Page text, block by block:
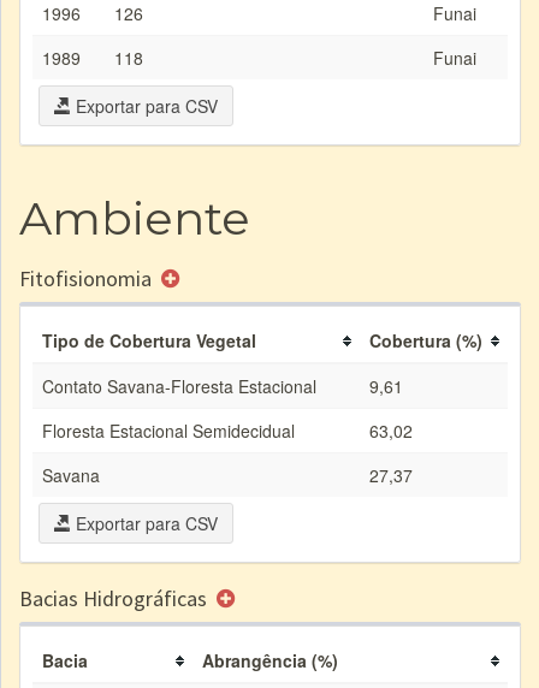
1996
126
Funai
1989
118
Funai
Exportar para CSV
Ambiente
Fitofisionomia
Tipo de Cobertura Vegetal
Cobertura (%)
Contato Savana-Floresta Estacional
9,61
Floresta Estacional Semidecidual
63,02
Savana
27,37
Exportar para CSV
Bacias Hidrográficas
Bacia
Abrangência (%)